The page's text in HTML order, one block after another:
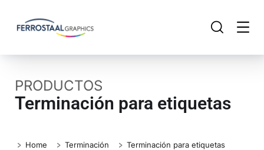
PRODUCTOS
Terminación para etiquetas
Home Terminación
Terminación para etiquetas